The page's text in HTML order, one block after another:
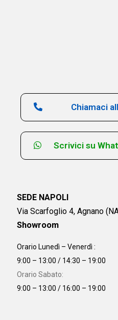
Chiamaci
Scrivici su
SEDE NAPOLI
Via Scarfoglio 4, Agnano
Showroom
Orario Lunedì – Venerdì :
9:00 – 13:00 / 14:30 – 19:00
Orario Sabato:
9:00 – 13:00 / 16:00 – 19:00